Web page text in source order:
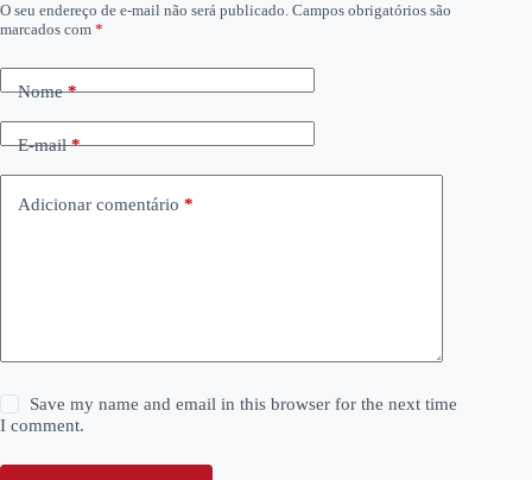
O seu endereço de e-mail não será publicado. Campos obrigatórios são
marcados com *
Nome*
E-mail*
Adicionar comentário *
Save my name and email in this browser for the next time
I comment.